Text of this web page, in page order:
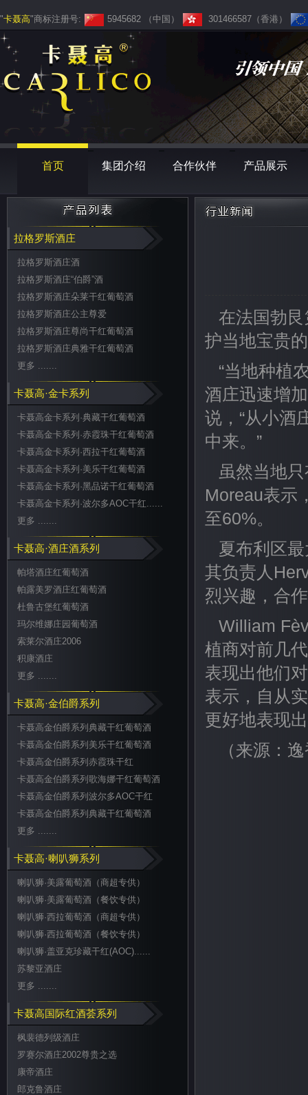
"卡聂高"商标注册号: 5945682 （中国） 301466587（香港）
首页 集团介绍 合作伙伴 产品展示
在法国勃
护当地宝贵
“当地种植
酒庄迅速增
说，“从小酒
中来。”
虽然当地
Moreau表示
至60%。
夏布利区
其负责人
烈兴趣，合
William
植商对前几
表现出他们
表示，自从
更好地表现
（来源：
拉格罗斯酒庄
拉格罗斯酒庄酒
拉格罗斯酒庄“伯爵”酒
拉格罗斯酒庄朵莱干红葡萄酒
拉格罗斯酒庄公主尊爱
拉格罗斯酒庄尊尚干红葡萄酒
拉格罗斯酒庄典雅干红葡萄酒
更多 .......
卡聂高·金卡系列
卡聂高金卡系列·典藏干红葡萄酒
卡聂高金卡系列·赤霞珠干红葡萄酒
卡聂高金卡系列·西拉干红葡萄酒
卡聂高金卡系列·美乐干红葡萄酒
卡聂高金卡系列·黑品诺干红葡萄酒
卡聂高金卡系列·波尔多AOC干红......
更多 .......
卡聂高·酒庄酒系列
帕塔酒庄红葡萄酒
帕露美罗酒庄红葡萄酒
杜鲁古堡红葡萄酒
玛尔维娜庄园葡萄酒
索莱尔酒庄2006
积康酒庄
更多 .......
卡聂高·金伯爵系列
卡聂高金伯爵系列典藏干红葡萄酒
卡聂高金伯爵系列美乐干红葡萄酒
卡聂高金伯爵系列赤霞珠干红
卡聂高金伯爵系列歌海娜干红葡萄酒
卡聂高金伯爵系列波尔多AOC干红
卡聂高金伯爵系列典藏干红葡萄酒
更多 .......
卡聂高·喇叭狮系列
喇叭狮·美露葡萄酒（商超专供）
喇叭狮·美露葡萄酒（餐饮专供）
喇叭狮·西拉葡萄酒（商超专供）
喇叭狮·西拉葡萄酒（餐饮专供）
喇叭狮·盖亚克珍藏干红(AOC)......
苏黎亚酒庄
更多 .......
卡聂高国际红酒荟系列
枫裴德列级酒庄
罗赛尔酒庄2002尊贵之选
康帝酒庄
郎克鲁酒庄